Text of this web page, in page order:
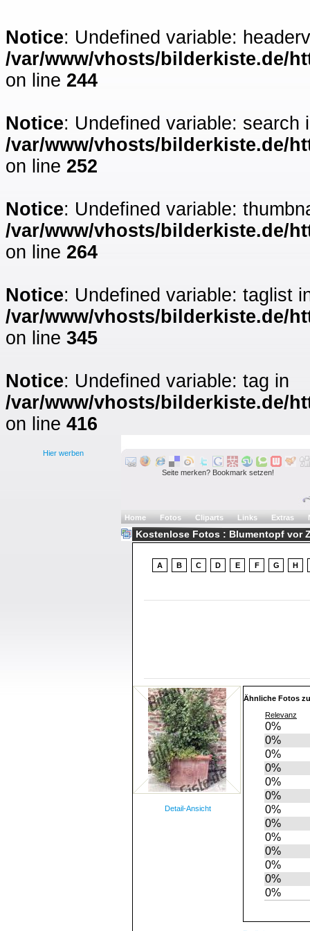
Notice: Undefined variable:
/var/www/vhosts/bilderkiste.de/
on line 244
Notice: Undefined variable: search
/var/www/vhosts/bilderkiste.de/
on line 252
Notice: Undefined variable:
/var/www/vhosts/bilderkiste.de/
on line 264
Notice: Undefined variable: taglist
/var/www/vhosts/bilderkiste.de/
on line 345
Notice: Undefined variable: tag in
/var/www/vhosts/bilderkiste.de/
on line 416
Hier werben
Seite merken? Bookmark setzen!
Home Fotos Cliparts Links Extras
Kostenlose Fotos : Blumentopf vor
A B C D E F G H
Detail-Ansicht
Ähnliche Fotos
Relevanz
0%
0%
0%
0%
0%
0%
0%
0%
0%
0%
0%
0%
0%